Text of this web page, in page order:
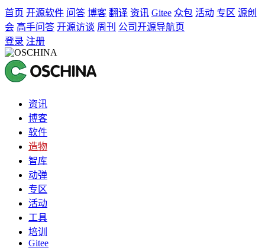
首页 开源软件 问答 博客 翻译 资讯 Gitee 众包 活动 专区 源创
会 高手问答 开源访谈 周刊 公司开源导航页
登录 注册
资讯
博客
软件
造物
智库
动弹
专区
活动
工具
培训
Gitee